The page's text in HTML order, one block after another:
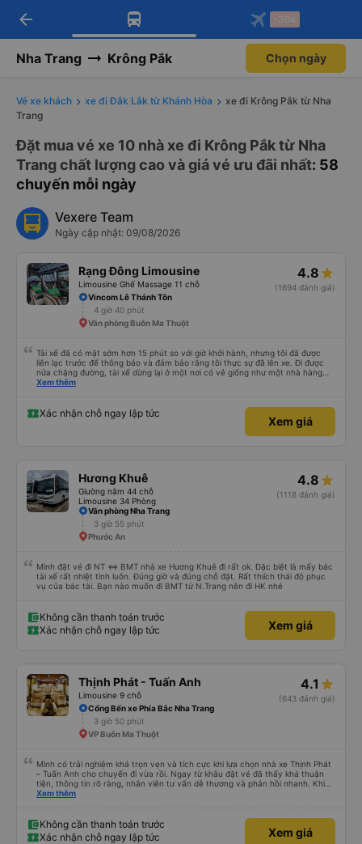
Tải app Vexere ngay!
Nhận ưu đãi thành viên độc
Mở app
Tải app Vexere
-30k/ghế khi đặt vé máy bay qua
Mở app
arrow_back -30k
Nha Trang Krông Pắk Chọn ngày
Vé xe khách xe đi Đắk Lắk từ Khánh Hòa
xe đi Krông Pắk từ Nha
Trang
Đặt mua vé xe 10 nhà xe đi Krông Pắk từ Nha
Trang chất lượng cao và giá vé ưu đãi nhất: 58
chuyến mỗi ngày
Vexere Team
Ngày cập nhật: 09/08/2026
Rạng Đông Limousine
Limousine Ghế Massage 11 chỗ
4.8
(1694 đánh giá)
Vincom Lê Thánh Tôn
4 giờ 40 phút
Văn phòng Buôn Ma Thuột
Tài xế đã có mặt sớm hơn 15 phút so với giờ khởi hành, nhưng tôi đã được
liên lạc trước để thông báo và đảm bảo rằng tôi thực sự đã lên xe. Đi được
nửa chặng đường, tài xế dừng lại ở một nơi có vẻ giống như một nhà hàng
gia đình nhỏ. Đồ ăn đơn giản nhưng ngon miệng, mọi thứ đều tươi ngon và
được chế biến sẵn nên sẵn sàng để ăn! Đánh giá không phải về đồ ăn nên dù
sao thì xe buýt đã đến đúng giờ mặc dù chúng tôi phải dừng lại khá lâu (nửa
giờ) để ăn. Tài xế đã tăng tốc vào nửa sau, nhưng không quá đáng sợ. Chiếc
Xem thêm
Xác nhận chỗ ngay lập tức
Xem giá
Hương Khuê
Giường nằm 44 chỗ
Limousine 34 Phòng
4.8
(1118 đánh giá)
Văn phòng Nha Trang
3 giờ 55 phút
Phước An
Mình đặt vé đi NT <=> BMT nhà xe Hương Khuê đi rất ok. Đặc biệt là mấy bác
tài xế rất nhiệt tình luôn. Đúng giờ và đúng chỗ đặt. Rất thiích thái độ phục
vụ của bác tài. Bạn nào muốn đi BMT từ N.Trang nên đi HK nhé
Không cần thanh toán trước
Xác nhận chỗ ngay lập tức
Xem giá
Thịnh Phát - Tuấn Anh
Limousine 9 chỗ
4.1
(643 đánh giá)
Cổng Bến xe Phía Bắc Nha Trang
3 giờ 50 phút
VP Buôn Ma Thuột
Mình có trải nghiệm khá trọn vẹn và tích cực khi lựa chọn nhà xe Thịnh Phát
– Tuấn Anh cho chuyến đi vừa rồi. Ngay từ khâu đặt vé đã thấy khá thuận
tiện, thông tin rõ ràng, nhân viên tư vấn dễ thương và phản hồi nhanh. Khi
đến giờ xuất phát, xe đón khách đúng hẹn, sắp xếp chỗ ngồi gọn gàng nên
xế lái cẩn thận, giữ tốc độ ổn định nên mình cảm thấy yên tâm trong suốt
hành trình. Trên xe cũng giữ được sự trật tự, không quá ồn ào, phù hợp với
những ai muốn nghỉ ngơi hoặc thư giãn khi di chuyển. Thái độ phục vụ của
Xem thêm
Không cần thanh toán trước
Xác nhận chỗ ngay lập tức
Xem giá